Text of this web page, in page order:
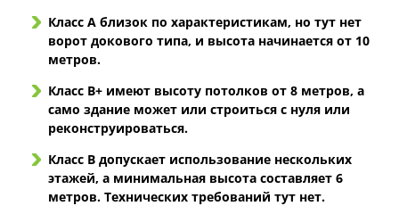
Класс А близок по характеристикам, но тут нет
ворот докового типа, и высота начинается от 10
метров.
Класс В+ имеют высоту потолков от 8 метров, а
само здание может или строиться с нуля или
реконструироваться.
Класс В допускает использование нескольких
этажей, а минимальная высота составляет 6
метров. Технических требований тут нет.